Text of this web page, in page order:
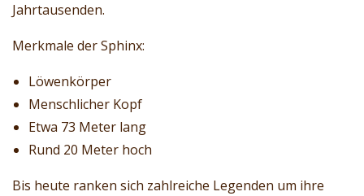
Jahrtausenden.
Merkmale der Sphinx:
Löwenkörper
Menschlicher Kopf
Etwa 73 Meter lang
Rund 20 Meter hoch
Bis heute ranken sich zahlreiche Legenden um ihre